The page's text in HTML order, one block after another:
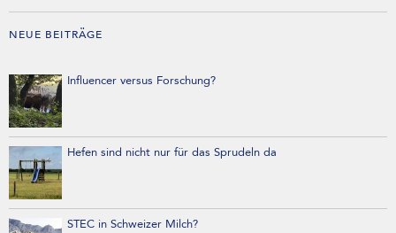
NEUE BEITRÄGE
Influencer versus Forschung?
Hefen sind nicht nur für das Sprudeln da
STEC in Schweizer Milch?